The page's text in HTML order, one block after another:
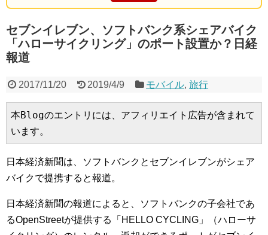
セブンイレブン、ソフトバンク系シェアバイク
「ハローサイクリング」のポート設置か？日経
報道
2017/11/20 2019/4/9 モバイル,旅行
本Blogのエントリには、アフィリエイト広告が含まれて
います。
日本経済新聞は、ソフトバンクとセブンイレブンがシェア
バイクで提携すると報道。
日本経済新聞の報道によると、ソフトバンクの子会社であ
るOpenStreetが提供する「HELLO CYCLING」（ハローサ